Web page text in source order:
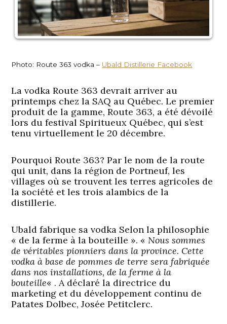
Photo: Route 363 vodka – Ubald Distillerie Facebook
La vodka Route 363 devrait arriver au
printemps chez la SAQ au Québec. Le premier
produit de la gamme, Route 363, a été dévoilé
lors du festival Spiritueux Québec, qui s’est
tenu virtuellement le 20 décembre.
Pourquoi Route 363? Par le nom de la route
qui unit, dans la région de Portneuf, les
villages où se trouvent les terres agricoles de
la société et les trois alambics de la
distillerie.
Ubald fabrique sa vodka Selon la philosophie
« de la ferme à la bouteille ». « Nous sommes
de véritables pionniers dans la province. Cette
vodka à base de pommes de terre sera fabriquée
dans nos installations, de la ferme à la
bouteille« . A déclaré la directrice du
marketing et du développement continu de
Patates Dolbec, Josée Petitclerc.